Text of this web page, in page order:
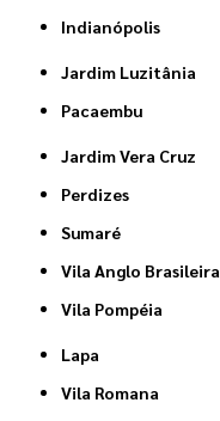
Indianópolis
Jardim Luzitânia
Pacaembu
Jardim Vera Cruz
Perdizes
Sumaré
Vila Anglo Brasileira
Vila Pompéia
Lapa
Vila Romana